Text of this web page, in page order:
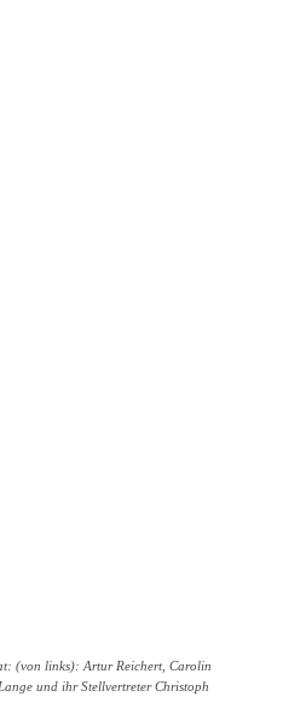
(von links): Artur Reichert, Carolin
und ihr Stellvertreter Christoph